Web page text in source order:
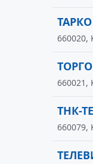
ТАРКО
660020,
660021,
ТНК-
660079,